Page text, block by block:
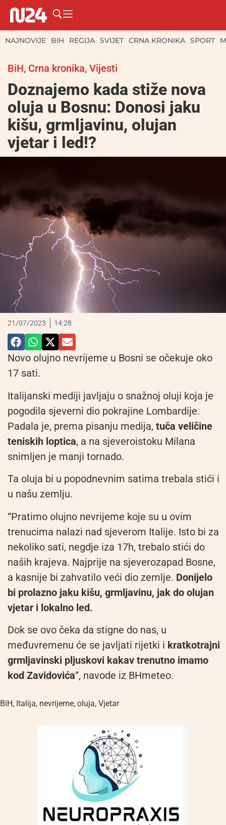
NAJNOVIJE BIH REGIJA SVIJET CRNA KRONIKA SPORT
BiH, Crna kronika, Vijesti
Doznajemo kada stiže nova
oluja u Bosnu: Donosi jaku
kišu, grmljavinu, olujan
vjetar i led!?
21/07/2023 14:28
Novo olujno nevrijeme u Bosni se očekuje oko
17 sati.
Italijanski mediji javljaju o snažnoj oluji koja je
pogodila sjeverni dio pokrajine Lombardije.
Padala je, prema pisanju medija, tuča veličine
teniskih loptica, a na sjeveroistoku Milana
snimljen je manji tornado.
Ta oluja bi u popodnevnim satima trebala stići i
u našu zemlju.
“Pratimo olujno nevrijeme koje su u ovim
trenucima nalazi nad sjeverom Italije. Isto bi za
nekoliko sati, negdje iza 17h, trebalo stići do
naših krajeva. Najprije na sjeverozapad Bosne,
a kasnije bi zahvatilo veći dio zemlje. Donijelo
bi prolazno jaku kišu, grmljavinu, jak do olujan
vjetar i lokalno led.
Dok se ovo čeka da stigne do nas, u
međuvremenu će se javljati rijetki i kratkotrajni
grmljavinski pljuskovi kakav trenutno imamo
kod Zavidovića“, navode iz BHmeteo.
BiH, Italija, nevrijeme, oluja, Vjetar